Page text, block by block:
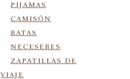
PIJAMAS
CAMISÓN
BATAS
NECESERES
ZAPATILLAS DE
VIAJE